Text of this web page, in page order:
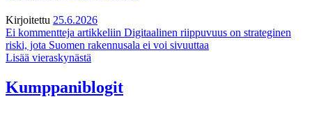
Kirjoitettu 25.6.2026
Ei kommentteja artikkeliin Digitaalinen riippuvuus on strateginen
riski, jota Suomen rakennusala ei voi sivuuttaa
Lisää vieraskynästä
Kumppaniblogit